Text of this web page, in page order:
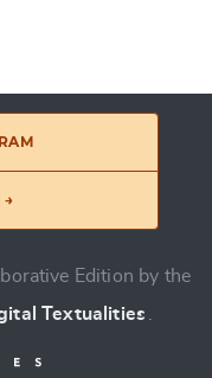
→
Edition by the
Textualities .